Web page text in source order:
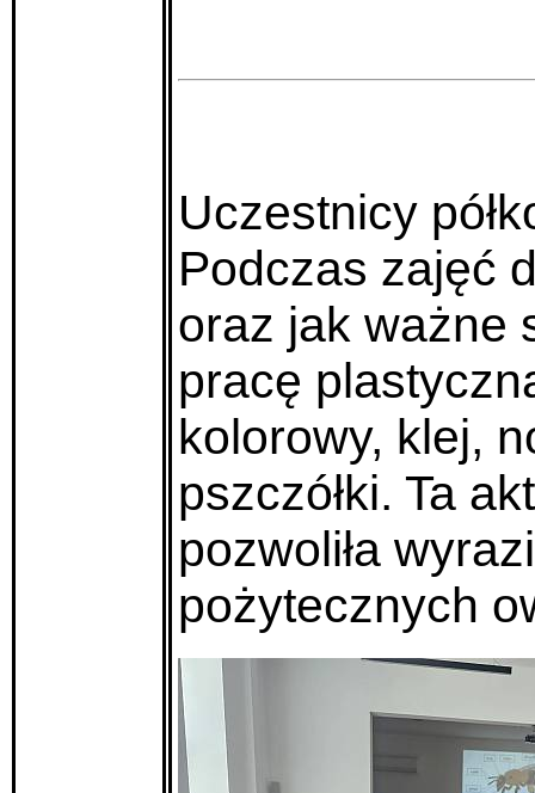
Uczestnicy
Podczas zajęć
oraz jak ważne
pracę
kolorowy, klej,
pszczółki. Ta
pozwoliła
pożytecznych